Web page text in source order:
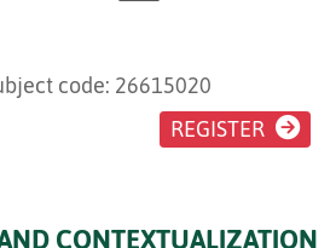
code: 26615020
REGISTER
CONTEXTUALIZATION